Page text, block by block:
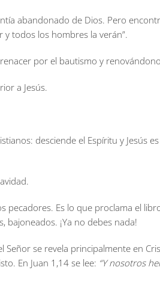
abandonado de Dios. Pero
y todos los hombres la verán”.
por el bautismo y
a Jesús.
desciende el Espíritu y Jesús
Es lo que proclama el
bajoneados. ¡Ya no debes nada!
se revela principalmente en
En Juan 1,14 se lee: “Y nosotros